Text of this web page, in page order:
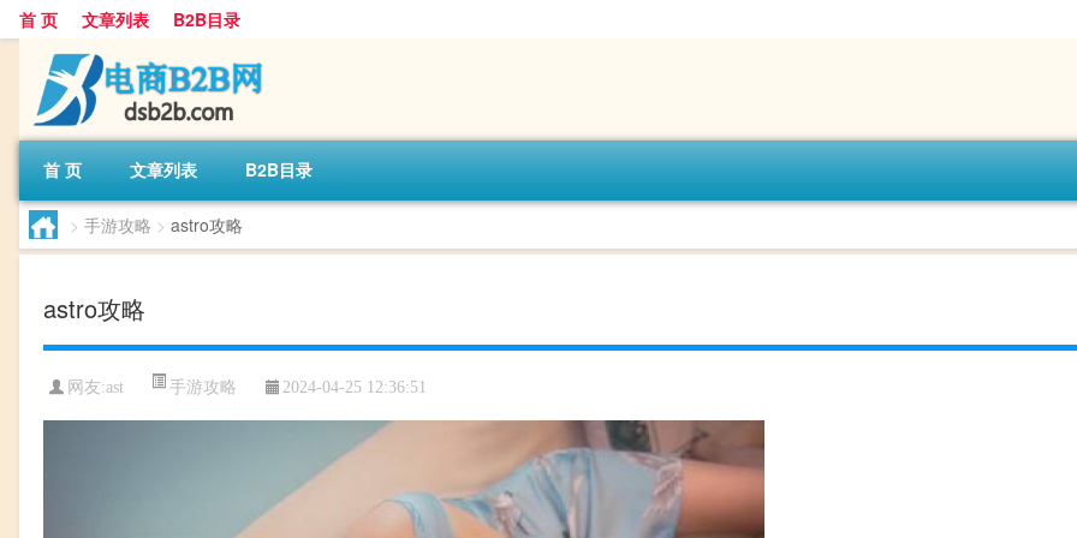
首 页 文章列表 B2B目录
首 页 文章列表 B2B目录
> 手游攻略 > astro攻略
astro攻略
网友:ast 手游攻略 2024-04-25 12:36:51